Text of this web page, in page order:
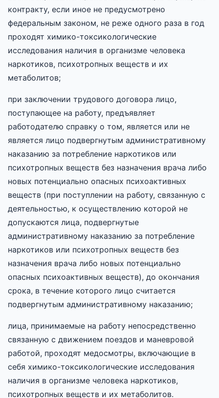
контракту, если иное не предусмотрено
федеральным законом, не реже одного раза в год
проходят химико-токсикологические
исследования наличия в организме человека
наркотиков, психотропных веществ и их
метаболитов;
при заключении трудового договора лицо,
поступающее на работу, предъявляет
работодателю справку о том, является или не
является лицо подвергнутым административному
наказанию за потребление наркотиков или
психотропных веществ без назначения врача либо
новых потенциально опасных психоактивных
веществ (при поступлении на работу, связанную с
деятельностью, к осуществлению которой не
допускаются лица, подвергнутые
административному наказанию за потребление
наркотиков или психотропных веществ без
назначения врача либо новых потенциально
опасных психоактивных веществ), до окончания
срока, в течение которого лицо считается
подвергнутым административному наказанию;
лица, принимаемые на работу непосредственно
связанную с движением поездов и маневровой
работой, проходят медосмотры, включающие в
себя химико-токсикологические исследования
наличия в организме человека наркотиков,
психотропных веществ и их метаболитов.